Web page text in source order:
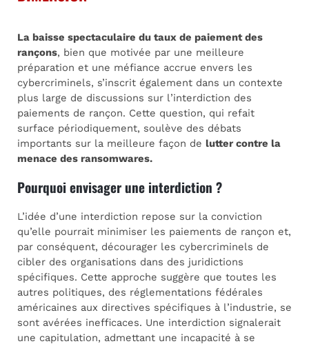
La baisse spectaculaire du taux de paiement des
rançons, bien que motivée par une meilleure
préparation et une méfiance accrue envers les
cybercriminels, s’inscrit également dans un contexte
plus large de discussions sur l’interdiction des
paiements de rançon. Cette question, qui refait
surface périodiquement, soulève des débats
importants sur la meilleure façon de lutter contre la
menace des ransomwares.
Pourquoi envisager une interdiction ?
L’idée d’une interdiction repose sur la conviction
qu’elle pourrait minimiser les paiements de rançon et,
par conséquent, décourager les cybercriminels de
cibler des organisations dans des juridictions
spécifiques. Cette approche suggère que toutes les
autres politiques, des réglementations fédérales
américaines aux directives spécifiques à l’industrie, se
sont avérées inefficaces. Une interdiction signalerait
une capitulation, admettant une incapacité à se